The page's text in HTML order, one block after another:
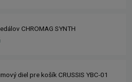
CHROMAG SYNTH
diel pre košík CRUSSIS YBC-01